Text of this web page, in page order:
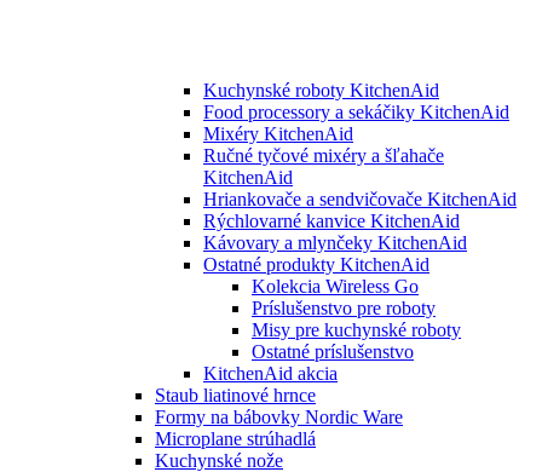
Kuchynské roboty KitchenAid
Food processory a sekáčiky KitchenAid
Mixéry KitchenAid
Ručné tyčové mixéry a šľahače
KitchenAid
Hriankovače a sendvičovače KitchenAid
Rýchlovarné kanvice KitchenAid
Kávovary a mlynčeky KitchenAid
Ostatné produkty KitchenAid
Kolekcia Wireless Go
Príslušenstvo pre roboty
Misy pre kuchynské roboty
Ostatné príslušenstvo
KitchenAid akcia
Staub liatinové hrnce
Formy na bábovky Nordic Ware
Microplane strúhadlá
Kuchynské nože